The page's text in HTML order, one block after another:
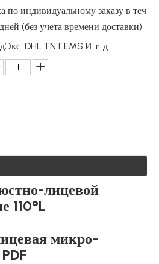
по индивидуальному заказу в теч
(без учета времени доставки)
DHL.TNT.EMS.И т. д.
лицевой
110°L
микро-